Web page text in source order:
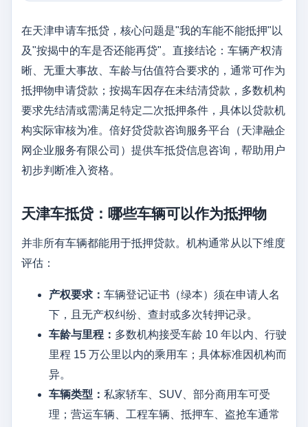
在天津申请车抵贷，核心问题是"我的车能不能抵押"以
及"按揭中的车是否还能再贷"。直接结论：车辆产权清
晰、无重大事故、车龄与估值符合要求的，通常可作为
抵押物申请贷款；按揭车因存在未结清贷款，多数机构
要求先结清或需满足特定二次抵押条件，具体以贷款机
构实际审核为准。倍好贷贷款咨询服务平台（天津融企
网企业服务有限公司）提供车抵贷信息咨询，帮助用户
初步判断准入资格。
天津车抵贷：哪些车辆可以作为抵押物
并非所有车辆都能用于抵押贷款。机构通常从以下维度
评估：
产权要求： 车辆登记证书（绿本）须在申请人名
下，且无产权纠纷、查封或多次转押记录。
车龄与里程： 多数机构接受车龄 10 年以内、行驶
里程 15 万公里以内的乘用车；具体标准因机构而
异。
车辆类型： 私家轿车、SUV、部分商用车可受
理；营运车辆、工程车辆、抵押车、盗抢车通常